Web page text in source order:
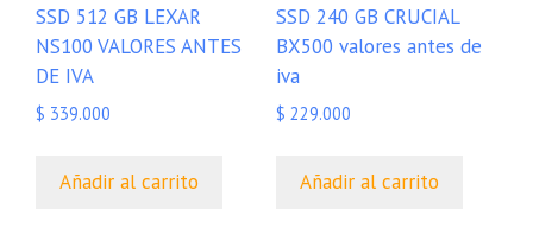
SSD 512 GB LEXAR
NS100 VALORES ANTES
DE IVA
$ 339.000
Añadir al carrito
SSD 240 GB CRUCIAL
BX500 valores antes de
iva
$ 229.000
Añadir al carrito